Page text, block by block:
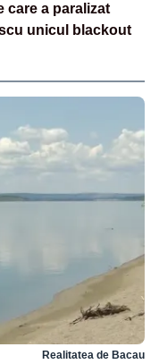
care a paralizat
unicul blackout
Realitatea de Bacau